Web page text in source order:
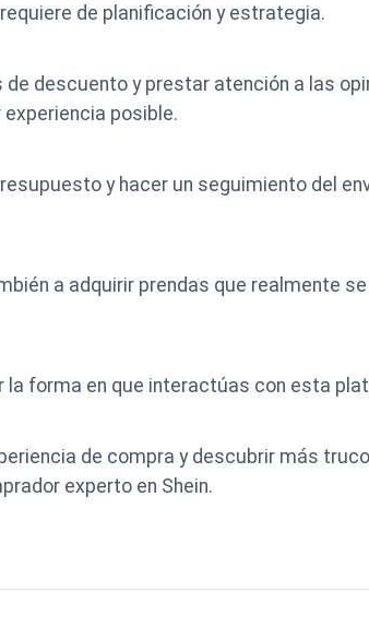
de planificación y estrategia.
descuento y prestar atención a las
posible.
y hacer un seguimiento del
a adquirir prendas que realmente
forma en que interactúas con esta
de compra y descubrir más
experto en Shein.